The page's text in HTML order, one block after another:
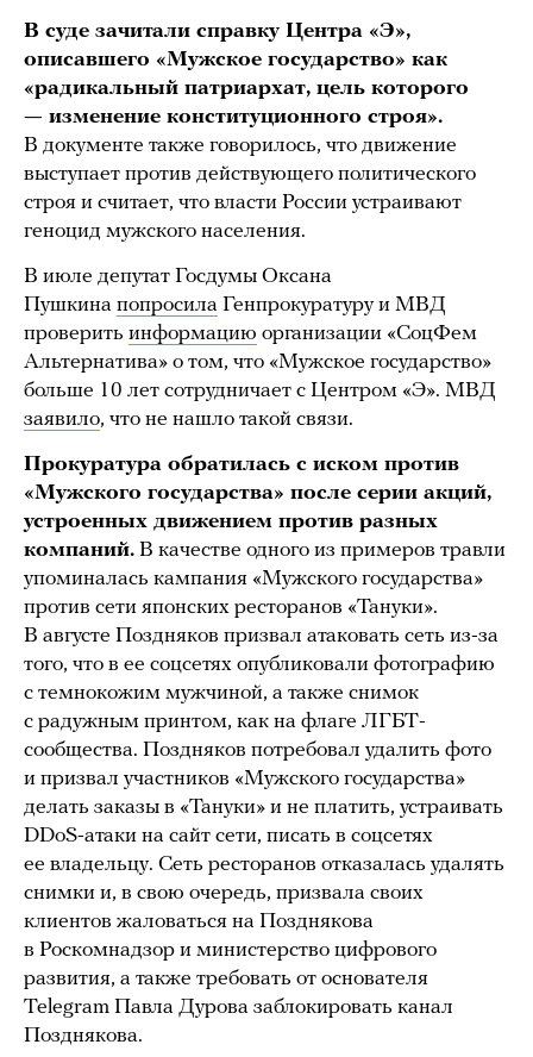
В суде зачитали справку Центра «Э»,
описавшего «Мужское государство» как
«радикальный патриархат, цель которого
— изменение конституционного строя».
В документе также говорилось, что движение
выступает против действующего политического
строя и считает, что власти России устраивают
геноцид мужского населения.
В июле депутат Госдумы Оксана
Пушкина попросила Генпрокуратуру и МВД
проверить информацию организации «СоцФем
Альтернатива» о том, что «Мужское государство»
больше 10 лет сотрудничает с Центром «Э». МВД
заявило, что не нашло такой связи.
Прокуратура обратилась с иском против
«Мужского государства» после серии акций,
устроенных движением против разных
компаний. В качестве одного из примеров травли
упоминалась кампания «Мужского государства»
против сети японских ресторанов «Тануки».
В августе Поздняков призвал атаковать сеть из-за
того, что в ее соцсетях опубликовали фотографию
с темнокожим мужчиной, а также снимок
с радужным принтом, как на флаге ЛГБТ-
сообщества. Поздняков потребовал удалить фото
и призвал участников «Мужского государства»
делать заказы в «Тануки» и не платить, устраивать
DDoS-атаки на сайт сети, писать в соцсетях
ее владельцу. Сеть ресторанов отказалась удалять
снимки и, в свою очередь, призвала своих
клиентов жаловаться на Позднякова
в Роскомнадзор и министерство цифрового
развития, а также требовать от основателя
Telegram Павла Дурова заблокировать канал
Позднякова.